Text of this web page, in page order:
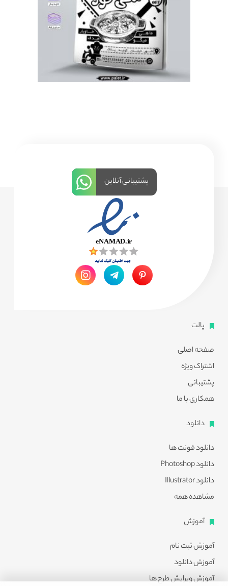
پالت
صفحه اصلی
اشتراک ویژه
پشتیبانی
همکاری با ما
دانلود
دانلود فونت ها
دانلود Photoshop
دانلود Illustrator
مشاهده همه
آموزش
آموزش ثبت نام
آموزش دانلود
آموزش ویرایش طرح ها
پشتیبانی آنلاین